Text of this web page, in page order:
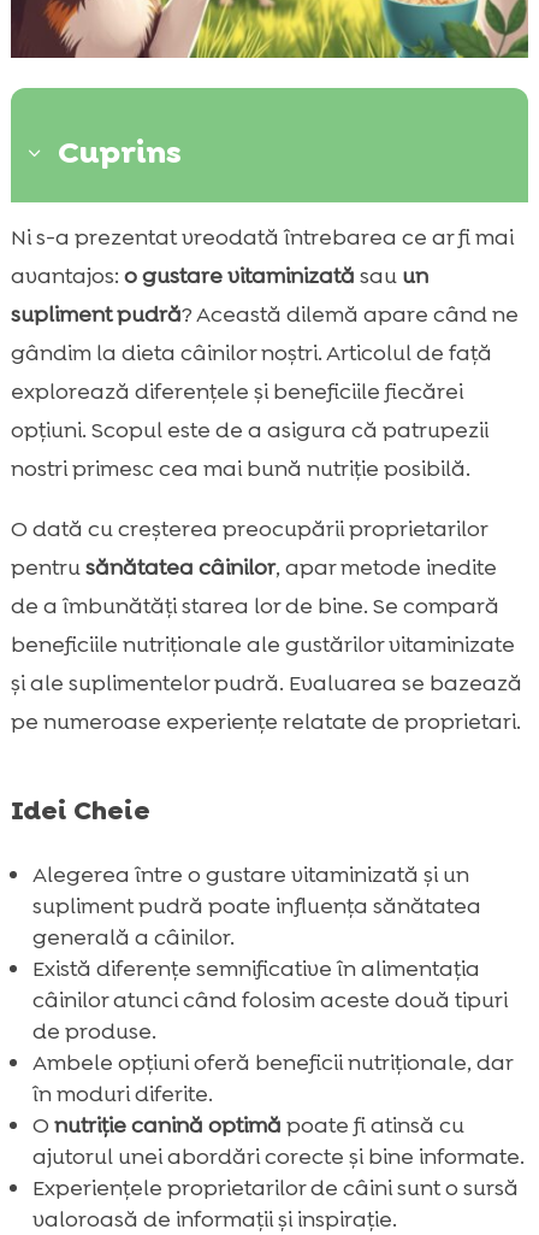
3 Cuprins
 Introducere în alimentația câinilor
 Ce sunt recompensele cu vitamine?
 Ce sunt suplimentele pudră pentru câini?
 Avantajele unei gustări vitaminizate
 Beneficiile suplimentelor pudră

Gustare vitaminizată vs supliment pudră
pentru câini: care este mai bun?
 CricksyDog: alegerea perfectă pentru orice
câine
Importanța hranei hipoalergenice
Twinky – vitaminele pentru câini de la
CricksyDog
Chloé – Produse pentru îngrijirea blănii și
pielii câinilor sensibili
vitaminizate vs suplimente pudră
vitaminizate
 Experiențele câinilor cu suplimentele pudră
 Sfaturi pentru a alege cea mai bună
opțiune pentru câinele tău
Evaluarea nevoilor individuale ale câinelui
Concluzie
 FAQ
Ni s-a prezentat vreodată întrebarea ce ar fi mai
avantajos: o gustare vitaminizată sau un
supliment pudră? Această dilemă apare când ne
gândim la dieta câinilor noștri. Articolul de față
explorează diferențele și beneficiile fiecărei
opțiuni. Scopul este de a asigura că patrupezii
nostri primesc cea mai bună nutriție posibilă.
O dată cu creșterea preocupării proprietarilor
pentrusănătatea câinilor, apar metode inedite
de a îmbunătăți starea lor de bine. Se compară
beneficiile nutriționale ale gustărilor vitaminizate
și ale suplimentelor pudră. Evaluarea se bazează
pe numeroase experiențe relatate de proprietari.
Idei Cheie
Alegerea între o gustare vitaminizată și un
supliment pudră poate influența sănătatea
generală a câinilor.
Există diferențe semnificative în alimentația
câinilor atunci când folosim aceste două tipuri
de produse.
Ambele opțiuni oferă beneficii nutriționale, dar
în moduri diferite.
O nutriție canină optimă poate fi atinsă cu
ajutorul unei abordări corecte și bine informate.
Experiențele proprietarilor de câini sunt o sursă
valoroasă de informații și inspirație.